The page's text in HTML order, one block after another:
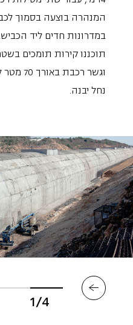
במדרונות חדים ליד
וגשר
נחל יבנה.
1/4